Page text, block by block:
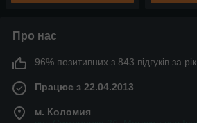
Про нас
96% позитивних з 843 відгуків за рік
Працює з 22.04.2013
м. Коломия